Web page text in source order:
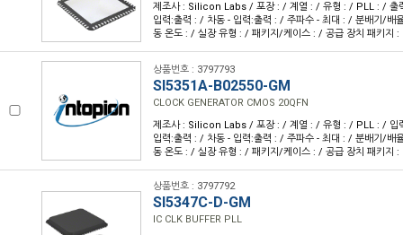
제조사 : Silicon Labs / 포장 : / 계열 : / 유형 : / PLL : / 출
입력:출력 : / 차동 - 입력:출력 : / 주파수 - 최대 : / 분배기/배
동 온도 : / 실장 유형 : / 패키지/케이스 : / 공급 장치 패키지 :
상품번호 : 3797793
SI5351A-B02550-GM
CLOCK GENERATOR CMOS 20QFN
제조사 : Silicon Labs / 포장 : / 계열 : / 유형 : / PLL : / 입
입력:출력 : / 차동 - 입력:출력 : / 주파수 - 최대 : / 분배기/배
동 온도 : / 실장 유형 : / 패키지/케이스 : / 공급 장치 패키지 :
상품번호 : 3797792
SI5347C-D-GM
IC CLK BUFFER PLL